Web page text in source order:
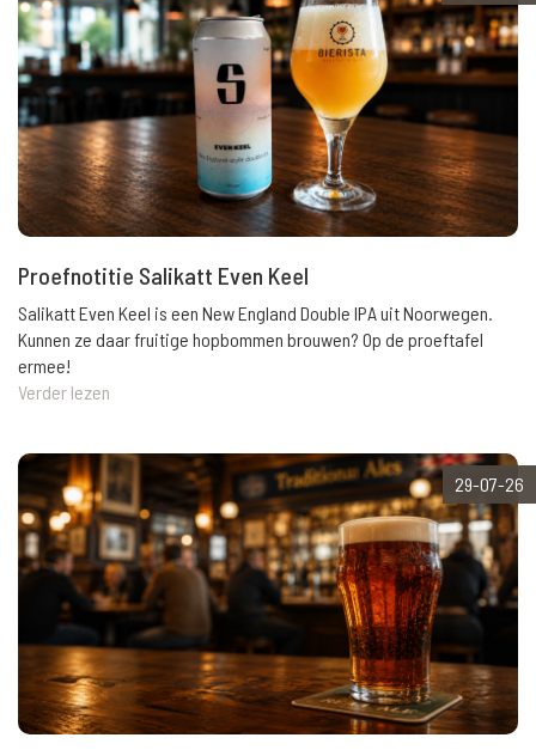
Proefnotitie Salikatt Even Keel
Salikatt Even Keel is een New England Double IPA uit Noorwegen.
Kunnen ze daar fruitige hopbommen brouwen? Op de proeftafel
ermee!
Verder lezen
29-07-26